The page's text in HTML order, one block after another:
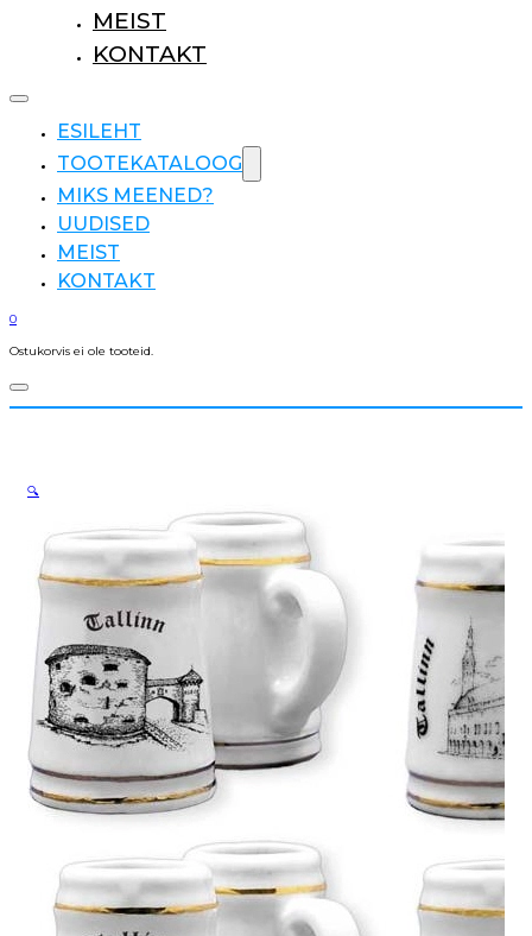
MEIST
KONTAKT
ESILEHT
TOOTEKATALOOG
MIKS MEENED?
UUDISED
MEIST
KONTAKT
0
Ostukorvis ei ole tooteid.
🔍